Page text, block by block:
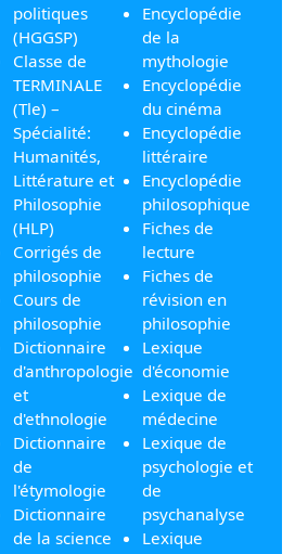
politiques
(HGGSP)
Classe de
TERMINALE
(Tle) –
Spécialité:
Humanités,
Littérature et
Philosophie
(HLP)
Corrigés de
philosophie
Cours de
philosophie
Dictionnaire
d'anthropologie
et
d'ethnologie
Dictionnaire
de
l'étymologie
Dictionnaire
de la science
Encyclopédie
de la
mythologie
Encyclopédie
du cinéma
Encyclopédie
littéraire
Encyclopédie
philosophique
Fiches de
lecture
Fiches de
révision en
philosophie
Lexique
d'économie
Lexique de
médecine
Lexique de
psychologie et
de
psychanalyse
Lexique